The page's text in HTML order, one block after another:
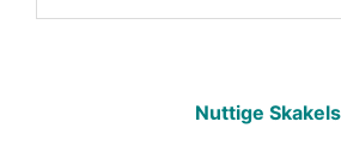
Nuttige Skakels